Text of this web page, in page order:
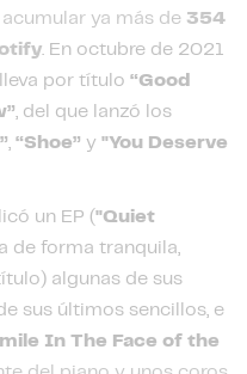
ya más de 354
. En octubre de 2021
por título “Good
, del que lanzó los
, “Shoe” y "You Deserve
un EP ("Quiet
de forma tranquila,
algunas de sus
sus últimos sencillos, e
In The Face of the